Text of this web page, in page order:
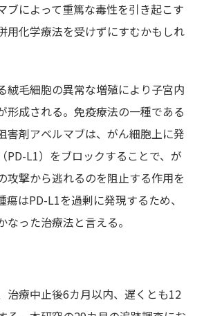
ブによって重篤な毒性を引き起こす
用化学療法を受けずにすむかもしれ
絨毛細胞の異常な増殖により子宮内
形成される。免疫療法の一種である
害剤アベルマブは、がん細胞上に発
PD-L1）をブロックすることで、が
攻撃から逃れるのを阻止する作用を
はPD-L1を過剰に発現するため、
った治療法と言える。
治療中止後6カ月以内、遅くとも12